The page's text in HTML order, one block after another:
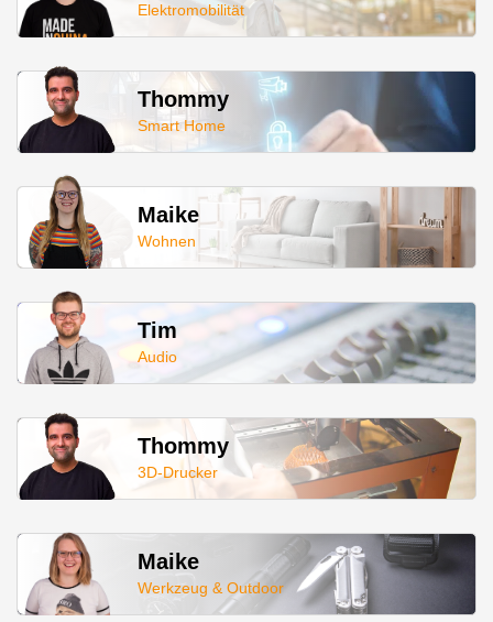
Elektromobilität
Thommy
Smart Home
Maike
Wohnen
Tim
Audio
Thommy
3D-Drucker
Maike
Werkzeug & Outdoor